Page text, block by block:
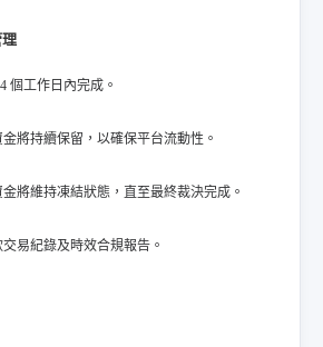
個工作日內完成。
將持續保留，以確保平台流動性。
將維持凍結狀態，直至最終裁決完成。
易紀錄及時效合規報告。